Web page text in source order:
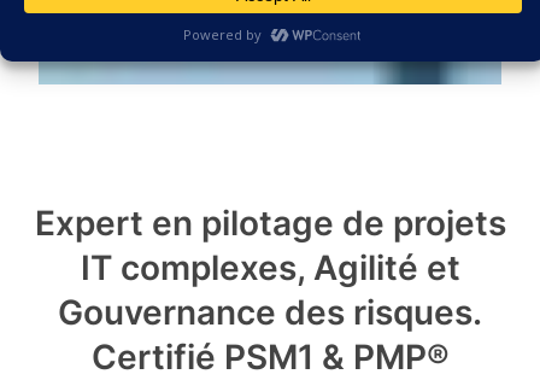
Gouvernance
Expert en pilotage de projets
IT complexes, Agilité et
Gouvernance des risques.
Certifié PSM1 & PMP®